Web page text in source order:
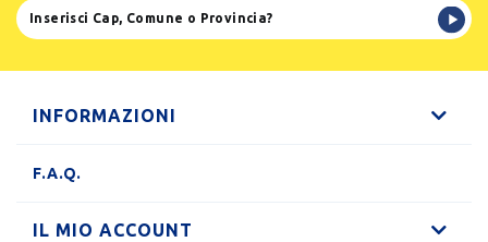
INFORMAZIONI
F.A.Q.
IL MIO ACCOUNT